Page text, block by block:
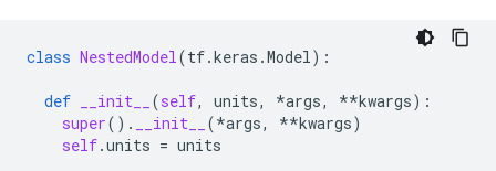
class NestedModel(tf.keras .Model):
def __init__ (self, units, *args, **kwargs):
super() . __init__ (*args, **kwargs)
self.units = units